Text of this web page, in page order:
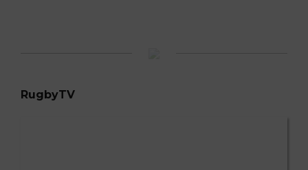
RugbyTV